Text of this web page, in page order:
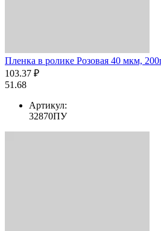
Пленка в ролике Розовая 40 мкм,
103.37 ₽
51.68
Артикул:
32870ПУ